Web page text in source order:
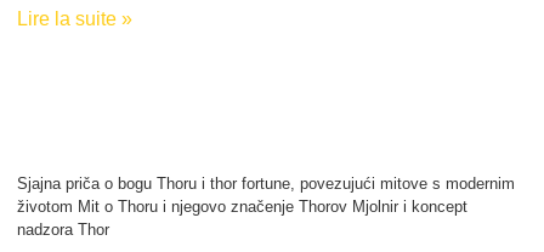
Lire la suite »
Sjajna priča o bogu Thoru i thor fortune, povezujući mitove s modernim
životom Mit o Thoru i njegovo značenje Thorov Mjolnir i koncept
nadzora Thor